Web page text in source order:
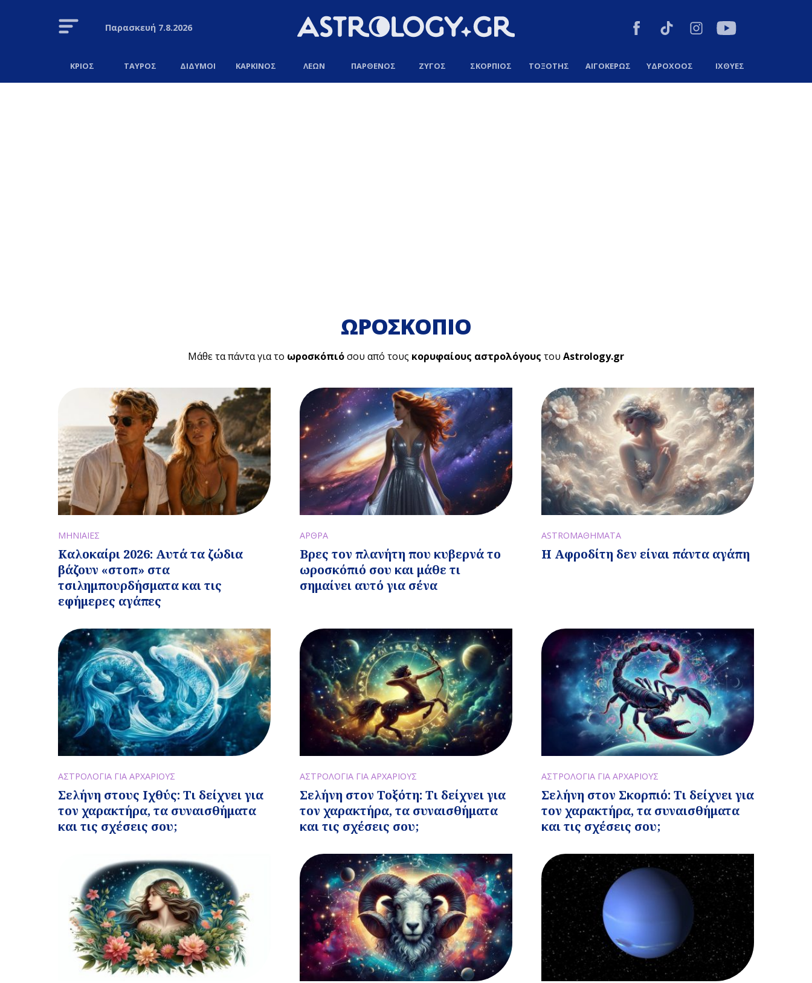
Παρασκευή7.8.2026
ΚΡΙΟΣ ΤΑΥΡΟΣ ΔΙΔΥΜΟΙ ΚΑΡΚΙΝΟΣ ΛΕΩΝ ΠΑΡΘΕΝΟΣ ΖΥΓΟΣ ΣΚΟΡΠΙΟΣ ΤΟΞΟΤΗΣ ΑΙΓΟΚΕΡΩΣ ΥΔΡΟΧΟΟΣ ΙΧΘΥΕΣ
ΩΡΟΣΚΟΠΙΟ
Μάθε τα πάντα για το ωροσκόπιόσου από τους κορυφαίους αστρολόγους του Astrology.gr
ΜΗΝΙΑΙΕΣ
Καλοκαίρι 2026: Αυτά τα ζώδια
βάζουν «στοπ» στα
τσιλημπουρδήσματα και τις
εφήμερες αγάπες
ΑΡΘΡΑ
Βρες τον πλανήτη που κυβερνά το
ωροσκόπιό σου και μάθε τι
σημαίνει αυτό για σένα
ASTROΜΑΘΗΜΑΤΑ
Η Αφροδίτη δεν είναι πάντα αγάπη
ΑΣΤΡΟΛΟΓΙΑ ΓΙΑ ΑΡΧΑΡΙΟΥΣ
Σελήνη στους Ιχθύς: Τι δείχνει για
τον χαρακτήρα, τα συναισθήματα
και τις σχέσεις σου;
ΑΣΤΡΟΛΟΓΙΑ ΓΙΑ ΑΡΧΑΡΙΟΥΣ
Σελήνη στον Τοξότη: Τι δείχνει για
τον χαρακτήρα, τα συναισθήματα
και τις σχέσεις σου;
ΑΣΤΡΟΛΟΓΙΑ ΓΙΑ ΑΡΧΑΡΙΟΥΣ
Σελήνη στον Σκορπιό: Τι δείχνει για
τον χαρακτήρα, τα συναισθήματα
και τις σχέσεις σου;